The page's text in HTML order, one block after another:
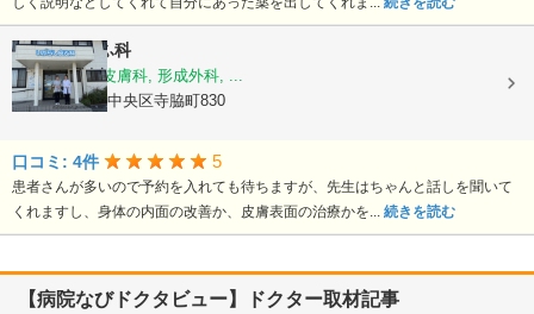
いがらし皮ふ科
皮膚科, 美容皮膚科, 形成外科, ...
静岡県浜松市中央区寺脇町830
口コミ: 4件 5
患者さんが多いので予約を入れても待ちますが、先生はちゃんと話しを聞いて
くれますし、身体の内面の改善か、皮膚表面の治療かを... 続きを読む
【病院なびドクタビュー】ドクター取材記事